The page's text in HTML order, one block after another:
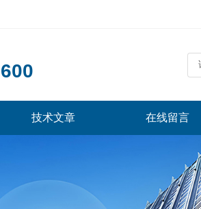
技术文章 在线留言